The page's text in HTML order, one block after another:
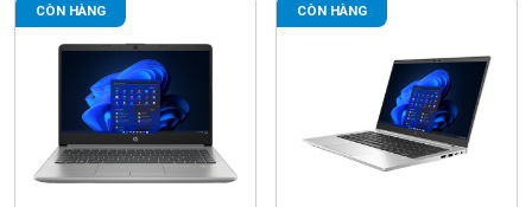
CÒN HÀNG CÒN HÀNG